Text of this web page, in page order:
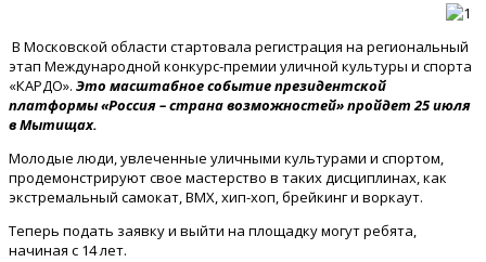
В Московской области стартовала регистрация на региональный
этап Международной конкурс-премии уличной культуры и спорта
«КАРДО». Это масштабное событие президентской
платформы «Россия – страна возможностей» пройдет 25 июля
в Мытищах.
Молодые люди, увлеченные уличными культурами и спортом,
продемонстрируют свое мастерство в таких дисциплинах, как
экстремальный самокат, BMX, хип-хоп, брейкинг и воркаут.
Теперь подать заявку и выйти на площадку могут ребята,
начиная с 14 лет.